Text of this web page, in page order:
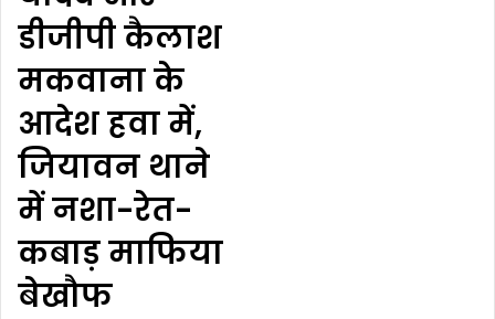
डीजीपी कैलाश
मकवाना के
आदेश हवा में,
जियावन थाने
में नशा-रेत-
कबाड़ माफिया
बेखौफ